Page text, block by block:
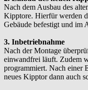
Nach dem Ausbau des
Kipptore. Hierfür werden
Gebäude befestigt und im
3. Inbetriebnahme
Nach der Montage
einwandfrei läuft. Zudem
programmiert. Nach einer
neues Kipptor dann auch